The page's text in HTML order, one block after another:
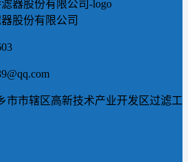
股份有限公司
市市辖区高新技术产业开发区过滤工